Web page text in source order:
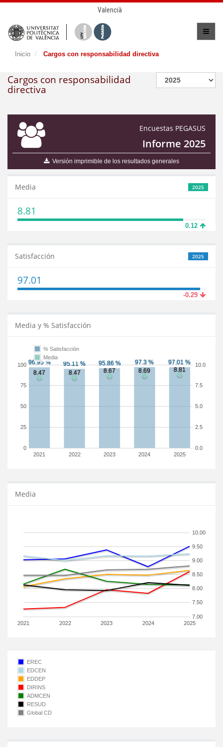
Valencià
Inicio Cargos con responsabilidad directiva
Cargos con responsabilidad
directiva
Encuestas PEGASUS
Informe 2025
Versión imprimible de los resultados generales
2025
Media
8.81
0.12
2025
Satisfacción
97.01
-0.29
Media y % Satisfacción
2021 2022 2023 2024 2025
0
25
50
75
100
0.0
2.5
5.0
7.5
10.0
% Satisfacción
Media
Media
2021 2022 2023 2024 2025
7.00
7.50
8.00
8.50
9.00
9.50
10.00
EREC
EDCEN
EDDEP
DIRINS
ADMCEN
RESUD
Global CD